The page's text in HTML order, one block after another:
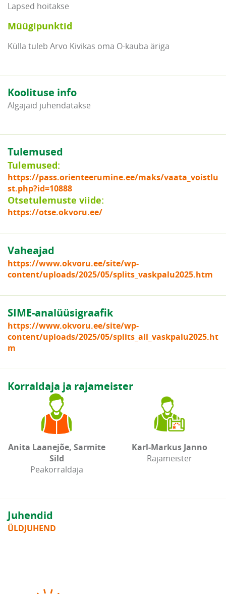
Lapsed hoitakse
Müügipunktid
Külla tuleb Arvo Kivikas oma O-kauba äriga
Koolituse info
Algajaid juhendatakse
Tulemused
Tulemused:
https://pass.orienteerumine.ee/maks/vaata_voistlu
st.php?id=10888
Otsetulemuste viide:
https://otse.okvoru.ee/
Vaheajad
https://www.okvoru.ee/site/wp-
content/uploads/2025/05/splits_vaskpalu2025.htm
SIME-analüüsigraafik
https://www.okvoru.ee/site/wp-
content/uploads/2025/05/splits_all_vaskpalu2025.ht
m
Korraldaja ja rajameister
Anita Laanejõe, Sarmite
Sild
Peakorraldaja
Karl-Markus Janno
Rajameister
Juhendid
ÜLDJUHEND